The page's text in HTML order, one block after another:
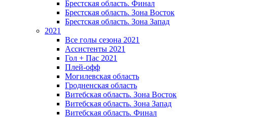
Брестская область. Финал
Брестская область. Зона Восток
Брестская область. Зона Запад
2021
Все голы сезона 2021
Ассистенты 2021
Гол + Пас 2021
Плей-офф
Могилевская область
Гродненская область
Витебская область. Зона Восток
Витебская область. Зона Запад
Витебская область. Финал